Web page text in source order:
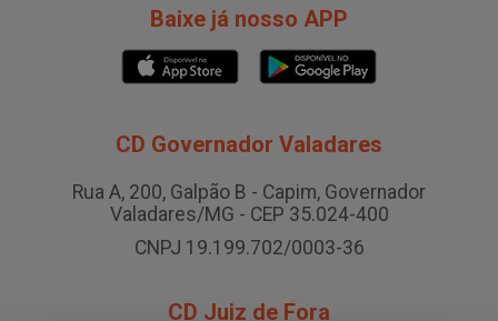
Baixe já nosso APP
CD Governador Valadares
Rua A, 200, Galpão B - Capim, Governador
Valadares/MG - CEP 35.024-400
CNPJ 19.199.702/0003-36
CD Juiz de Fora